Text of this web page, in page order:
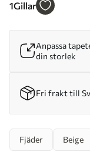
1Gillar
Anpassa
din storlek
Fri frakt till
Fjäder Beige